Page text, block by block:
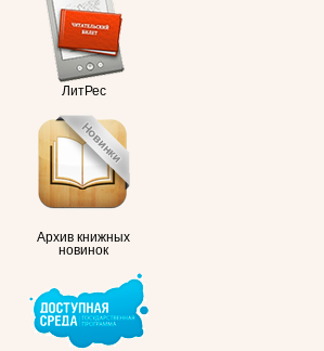
ЛитРес
Архив книжных
новинок